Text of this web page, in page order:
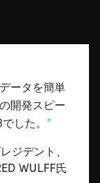
Hub
、利用規約、
報を紹介しま
について紹介し
ータを簡単
開発スピー
した。
ジデント、
WULFF氏